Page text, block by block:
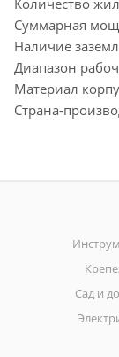
Суммарная
Наличие
Диапазон
Материал
Страна-
Сад и